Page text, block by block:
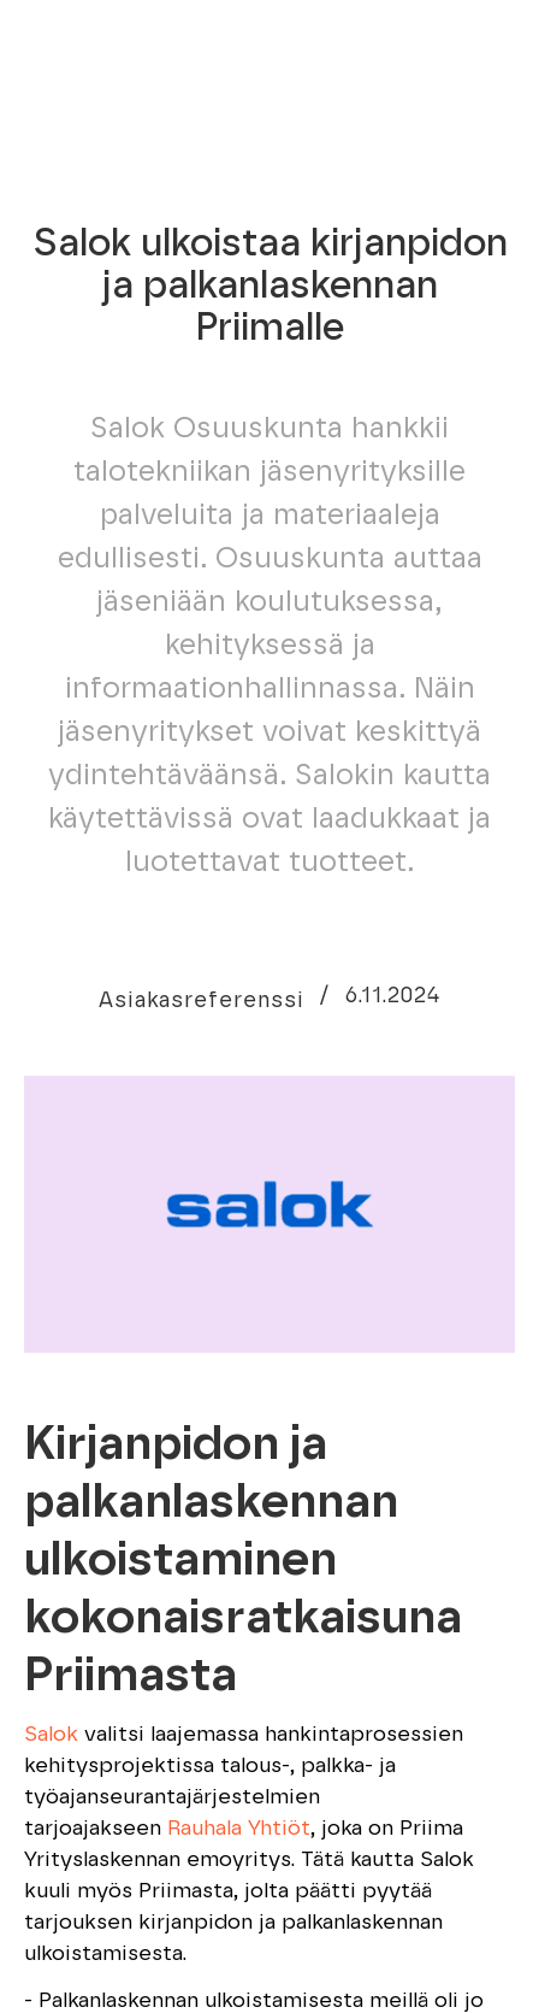
Salok ulkoistaa kirjanpidon
ja palkanlaskennan
Priimalle
Salok Osuuskunta hankkii
talotekniikan jäsenyrityksille
palveluita ja materiaaleja
edullisesti. Osuuskunta auttaa
jäseniään koulutuksessa,
kehityksessä ja
informaationhallinnassa. Näin
jäsenyritykset voivat keskittyä
ydintehtäväänsä. Salokin kautta
käytettävissä ovat laadukkaat ja
luotettavat tuotteet.
Asiakasreferenssi / 6.11.2024
Kirjanpidon ja
palkanlaskennan
ulkoistaminen
kokonaisratkaisuna
Priimasta
Salok valitsi laajemassa hankintaprosessien
kehitysprojektissa talous-, palkka- ja
työajanseurantajärjestelmien
tarjoajakseen Rauhala Yhtiöt, joka on Priima
Yrityslaskennan emoyritys. Tätä kautta Salok
kuuli myös Priimasta, jolta päätti pyytää
tarjouksen kirjanpidon ja palkanlaskennan
ulkoistamisesta.
- Palkanlaskennan ulkoistamisesta meillä oli jo